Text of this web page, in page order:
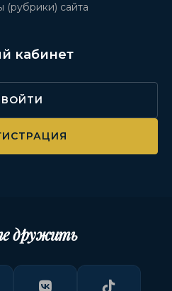
(рубрики) сайта
кабинет
ВОЙТИ
дружить